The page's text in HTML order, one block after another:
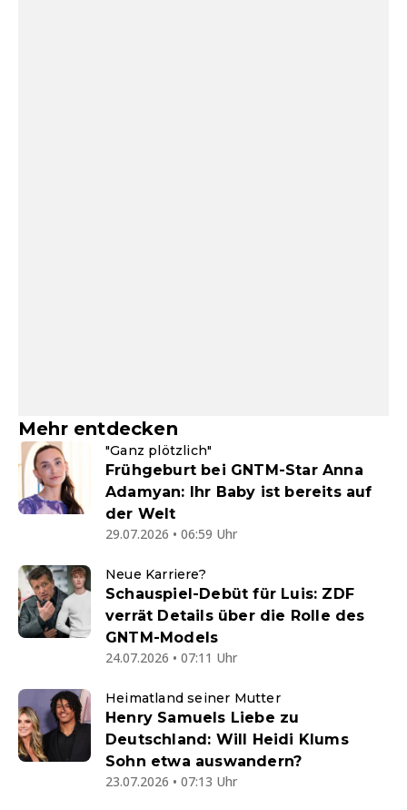
Mehr entdecken
"Ganz plötzlich"
Frühgeburt bei GNTM-Star Anna
Adamyan: Ihr Baby ist bereits auf
der Welt
29.07.2026 • 06:59 Uhr
Neue Karriere?
Schauspiel-Debüt für Luis: ZDF
verrät Details über die Rolle des
GNTM-Models
24.07.2026 • 07:11 Uhr
Heimatland seiner Mutter
Henry Samuels Liebe zu
Deutschland: Will Heidi Klums
Sohn etwa auswandern?
23.07.2026 • 07:13 Uhr